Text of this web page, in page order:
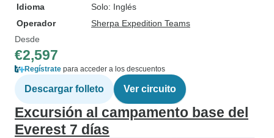
Idioma
Solo: Inglés
Operador
Sherpa Expedition Teams
Desde
€2,597
Regístrate para acceder a los descuentos
Descargar folleto Ver circuito
Excursión al campamento base del
Everest 7 días